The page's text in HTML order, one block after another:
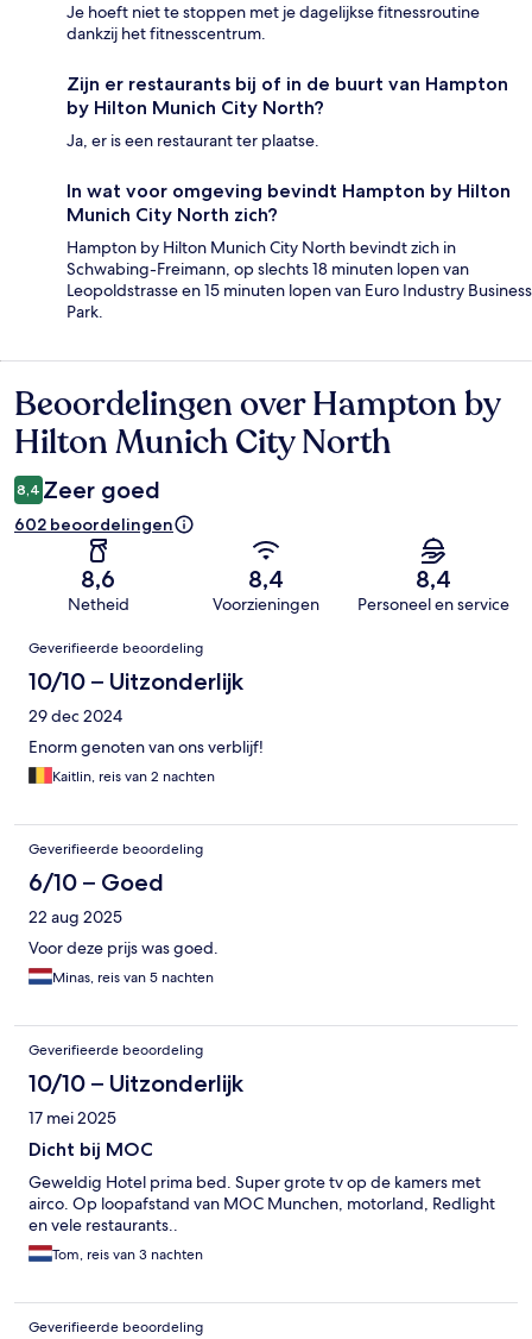
Je hoeft niet te stoppen met je dagelijkse fitnessroutine
dankzij het fitnesscentrum.
Zijn er restaurants bij of in de buurt van Hampton
by Hilton Munich City North?
Ja, er is een restaurant ter plaatse.
In wat voor omgeving bevindt Hampton by Hilton
Munich City North zich?
Hampton by Hilton Munich City North bevindt zich in
Schwabing-Freimann, op slechts 18 minuten lopen van
Leopoldstrasse en 15 minuten lopen van Euro Industry Business
Park.
Beoordelingen
Beoordelingen over Hampton by
Hilton Munich City North
8,4 Zeer goed
602 beoordelingen
8,6
Netheid
8,4
Voorzieningen
8,4
Personeel en service
Beoordelingen
Geverifieerde beoordeling
10/10 – Uitzonderlijk
29 dec 2024
Enorm genoten van ons verblijf!
Kaitlin, reis van 2 nachten
Geverifieerde beoordeling
6/10 – Goed
22 aug 2025
Voor deze prijs was goed.
Minas, reis van 5 nachten
Geverifieerde beoordeling
10/10 – Uitzonderlijk
17 mei 2025
Dicht bij MOC
Geweldig Hotel prima bed. Super grote tv op de kamers met
airco. Op loopafstand van MOC Munchen, motorland, Redlight
en vele restaurants..
Tom, reis van 3 nachten
Geverifieerde beoordeling